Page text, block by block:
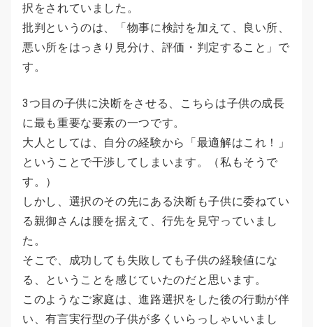
択をされていました。
批判というのは、「物事に検討を加えて、良い所、
悪い所をはっきり見分け、評価・判定すること」で
す。
3つ目の子供に決断をさせる、こちらは子供の成長
に最も重要な要素の一つです。
大人としては、自分の経験から「最適解はこれ！」
ということで干渉してしまいます。
（私もそうで
す。）
しかし、選択のその先にある決断も子供に委ねてい
る親御さんは腰を据えて、行先を見守っていまし
た。
そこで、成功しても失敗しても子供の経験値にな
る、ということを感じていたのだと思います。
このようなご家庭は、進路選択をした後の行動が伴
い、有言実行型の子供が多くいらっしゃいいまし